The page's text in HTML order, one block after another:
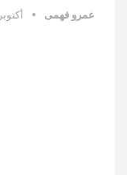
عمرو فهمى أكتوبر 16, 2025